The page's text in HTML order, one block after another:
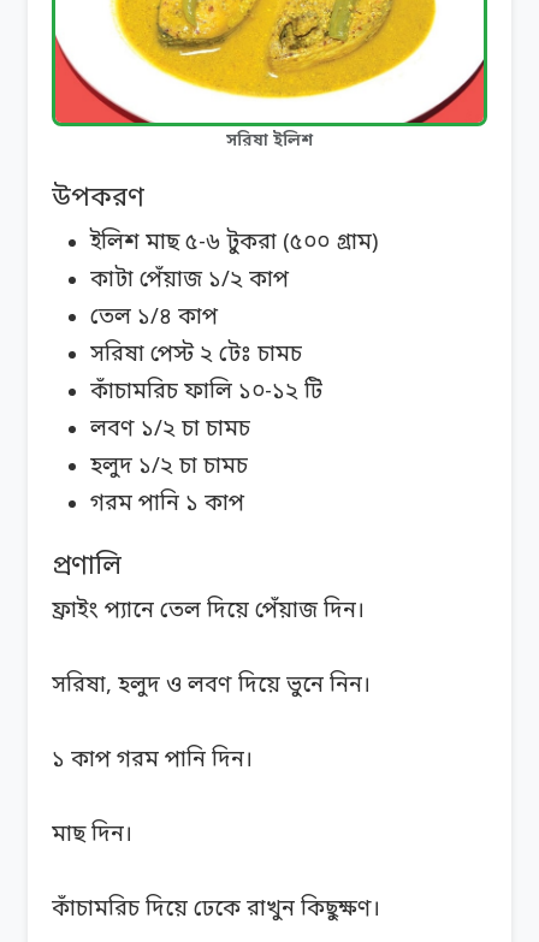
সরিষা ইলিশ
উপকরণ
ইলিশ মাছ ৫-৬ টুকরা (৫০০ গ্রাম)
কাটা পেঁয়াজ ১/২ কাপ
তেল ১/৪ কাপ
সরিষা পেস্ট ২ টেঃ চামচ
কাঁচামরিচ ফালি ১০-১২ টি
লবণ ১/২ চা চামচ
হলুদ ১/২ চা চামচ
গরম পানি ১ কাপ
প্রণালি
ফ্রাইং প্যানে তেল দিয়ে পেঁয়াজ দিন।
সরিষা, হলুদ ও লবণ দিয়ে ভুনে নিন।
১ কাপ গরম পানি দিন।
মাছ দিন।
কাঁচামরিচ দিয়ে ঢেকে রাখুন কিছুক্ষণ।